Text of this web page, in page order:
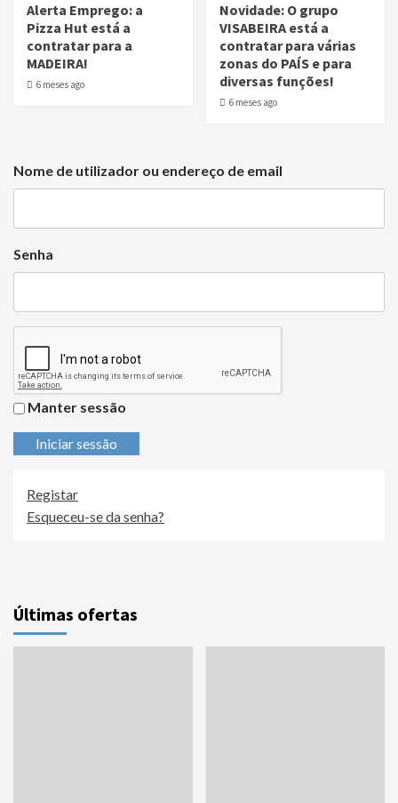
Alerta Emprego: a
Pizza Hut está a
contratar para a
MADEIRA!
6 meses ago
Novidade: O grupo
VISABEIRA está a
contratar para várias
zonas do PAÍS e para
diversas funções!
6 meses ago
Nome de utilizador ou endereço de email
Senha
Manter sessão
Iniciar sessão
Registar
Esqueceu-se da senha?
Últimas ofertas